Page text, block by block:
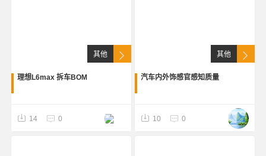
其他
理想L6max 拆车BOM
14 0
其他
汽车内外饰感官感知质量
10 0